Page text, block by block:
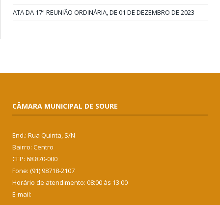
ATA DA 17ª REUNIÃO ORDINÁRIA, DE 01 DE DEZEMBRO DE 2023
CÂMARA MUNICIPAL DE SOURE
End.: Rua Quinta, S/N
Bairro: Centro
CEP: 68.870-000
Fone: (91) 98718-2107
Horário de atendimento: 08:00 às 13:00
E-mail: